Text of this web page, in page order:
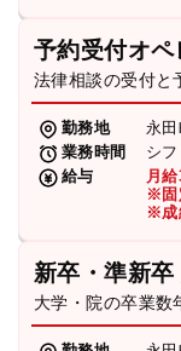
予約受付オペ
法律相談の受付と
勤務地
永田
業務時間
シ
給与
月
※固
※成
新卒・準新卒
大学・院の卒業数